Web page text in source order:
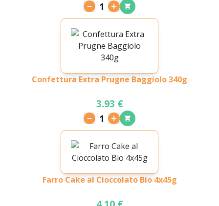
1
Confettura Extra Prugne Baggiolo 340g
3.93 €
1
Farro Cake al Cioccolato Bio 4x45g